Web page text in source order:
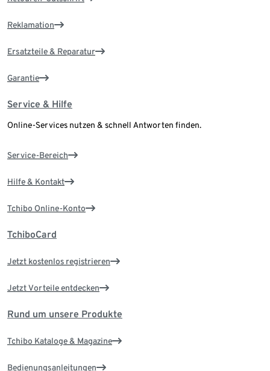
Reklamation
Ersatzteile & Reparatur
Garantie
Service & Hilfe
Online-Services nutzen & schnell Antworten finden.
Service-Bereich
Hilfe & Kontakt
Tchibo Online-Konto
TchiboCard
Jetzt kostenlos registrieren
Jetzt Vorteile entdecken
Rund um unsere Produkte
Tchibo Kataloge & Magazine
Bedienungsanleitungen